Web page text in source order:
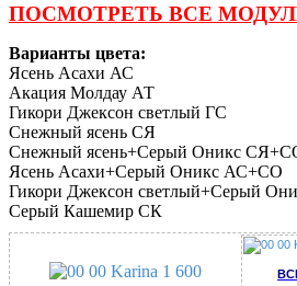
ПОСМОТРЕТЬ ВСЕ
Варианты цвета:
Ясень Асахи АС
Акация Молдау АТ
Гикори Джексон светлый ГС
Снежный ясень СЯ
Снежный ясень+Серый Оникс
Ясень Асахи+Серый Оникс АС+СО
Гикори Джексон светлый+Серый
Серый Кашемир СК